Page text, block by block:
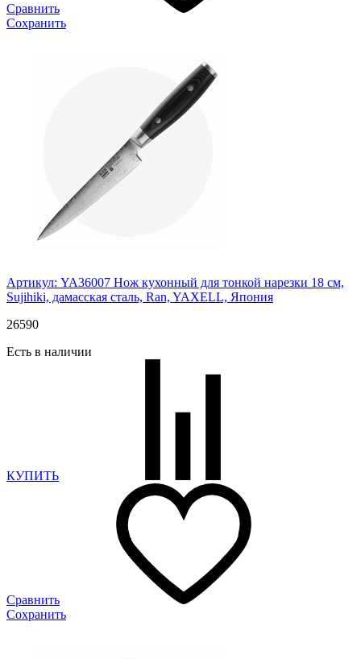
Сравнить
Сохранить
Артикул: YA36007 Нож кухонный для тонкой нарезки 18 см,
Sujihiki, дамасская сталь, Ran, YAXELL, Япония
26590
Есть в наличии
КУПИТЬ
Сравнить
Сохранить